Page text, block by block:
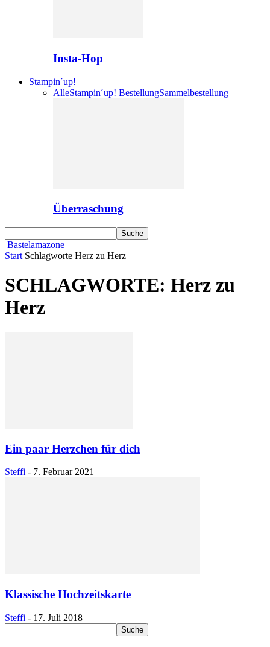
Insta-Hop
Stampin´up!
AlleStampin´up! BestellungSammelbestellung
Überraschung
Bastelamazone
Start Schlagworte Herz zu Herz
SCHLAGWORTE: Herz zu
Herz
Ein paar Herzchen für dich
Steffi - 7. Februar 2021
Klassische Hochzeitskarte
Steffi - 17. Juli 2018